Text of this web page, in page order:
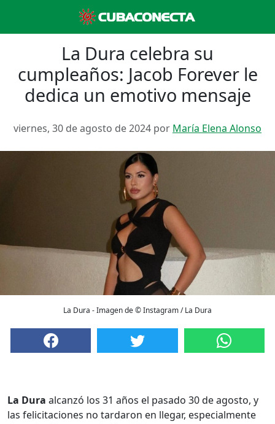
La Dura celebra su
cumpleaños: Jacob Forever le
dedica un emotivo mensaje
viernes, 30 de agosto de 2024 por María Elena Alonso
La Dura - Imagen de © Instagram / La Dura
La Dura alcanzó los 31 años el pasado 30 de agosto, y
las felicitaciones no tardaron en llegar, especialmente